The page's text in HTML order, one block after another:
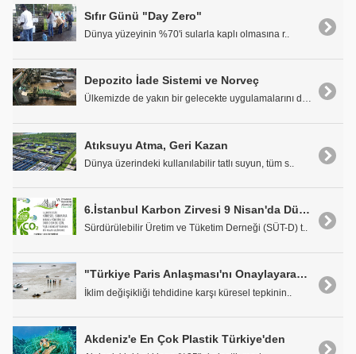
Sıfır Günü "Day Zero"
Dünya yüzeyinin %70'i sularla kaplı olmasına r..
Depozito İade Sistemi ve Norveç
Ülkemizde de yakın bir gelecekte uygulamalarını da..
Atıksuyu Atma, Geri Kazan
Dünya üzerindeki kullanılabilir tatlı suyun, tüm s..
6.İstanbul Karbon Zirvesi 9 Nisan'da Düzenlenecek
Sürdürülebilir Üretim ve Tüketim Derneği (SÜT-D) t..
"Türkiye Paris Anlaşması'nı Onaylayarak Harekete Geçmeli"
İklim değişikliği tehdidine karşı küresel tepkinin..
Akdeniz'e En Çok Plastik Türkiye'den